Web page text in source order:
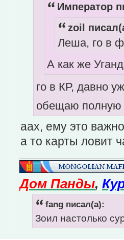
Император
zoil
Леша, го в
А как же
го в КР, давно
обещаю полную
аах, ему это
а то карты ловит
Дом Панды,
fang писал(а):
Зоил настолько